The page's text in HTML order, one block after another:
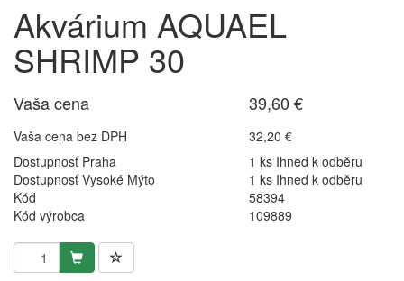
Akvárium AQUAEL
SHRIMP 30
Vaša cena 39,60 €
Vaša cena bez DPH
32,20 €
Dostupnosť Praha
1 ks Ihned k odběru
Dostupnosť Vysoké Mýto
1 ks Ihned k odběru
Kód
58394
Kód výrobca
109889